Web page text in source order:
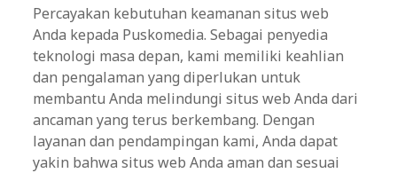
Percayakan kebutuhan keamanan situs web
Anda kepada Puskomedia. Sebagai penyedia
teknologi masa depan, kami memiliki keahlian
dan pengalaman yang diperlukan untuk
membantu Anda melindungi situs web Anda dari
ancaman yang terus berkembang. Dengan
layanan dan pendampingan kami, Anda dapat
yakin bahwa situs web Anda aman dan sesuai